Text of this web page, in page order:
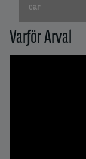
car
Varför Arval